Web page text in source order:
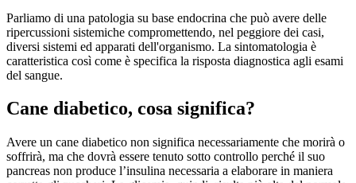
Parliamo di una patologia su base endocrina che può avere delle
ripercussioni sistemiche compromettendo, nel peggiore dei casi,
diversi sistemi ed apparati dell'organismo. La sintomatologia è
caratteristica così come è specifica la risposta diagnostica agli esami
del sangue.
Cane diabetico, cosa significa?
Avere un cane diabetico non significa necessariamente che morirà o
soffrirà, ma che dovrà essere tenuto sotto controllo perché il suo
pancreas non produce l’insulina necessaria a elaborare in maniera